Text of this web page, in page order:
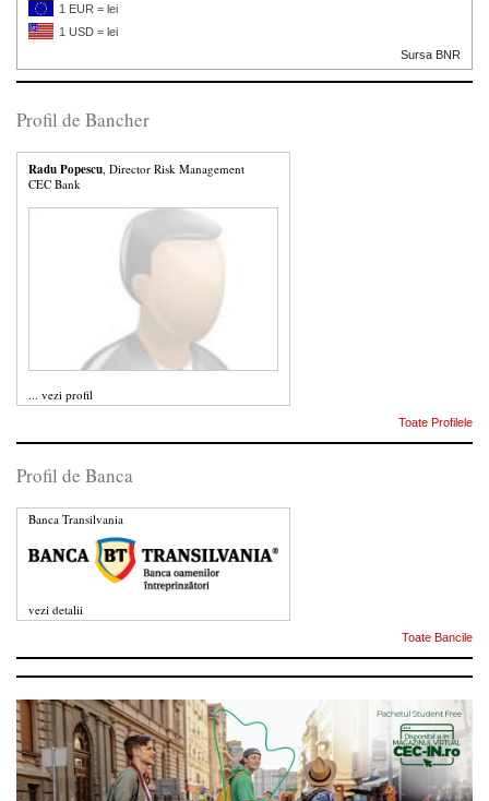
1 EUR = lei
1 USD = lei
Sursa BNR
Profil de Bancher
Radu Popescu , Director Risk Management
CEC Bank
... vezi profil
Toate Profilele
Profil de Banca
Banca Transilvania
vezi detalii
Toate Bancile